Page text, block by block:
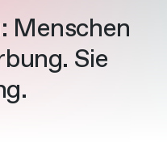
Menschen
​Sie